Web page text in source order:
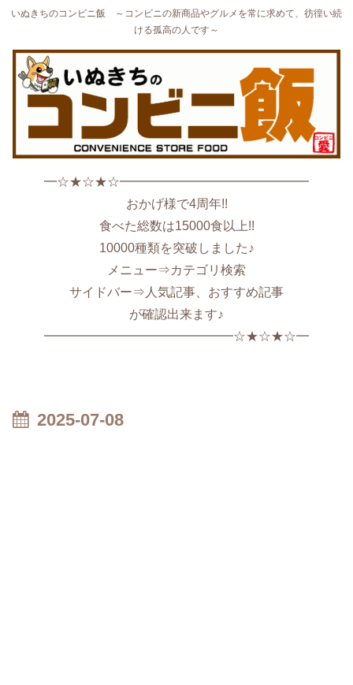
いぬきちのコンビニ飯 ～コンビニの新商品やグルメを常に求めて、彷徨い続
ける孤高の人です～
━☆★☆★☆━━━━━━━━━━━━━━━
おかげ様で4周年!!
食べた総数は15000食以上!!
10000種類を突破しました♪
メニュー⇒カテゴリ検索
サイドバー⇒人気記事、おすすめ記事
が確認出来ます♪
━━━━━━━━━━━━━━━☆★☆★☆━
2025-07-08